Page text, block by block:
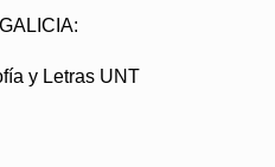
y Letras UNT